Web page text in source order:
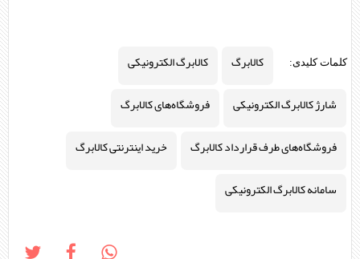
کلمات کلیدی: کالابرگ
کالابرگ الکترونیکی
شارژ کالابرگ الکترونیکی
فروشگاه‌های کالابرگ
فروشگاه‌های طرف قرارداد کالابرگ
خرید اینترنتی کالابرگ
سامانه کالابرگ الکترونیکی